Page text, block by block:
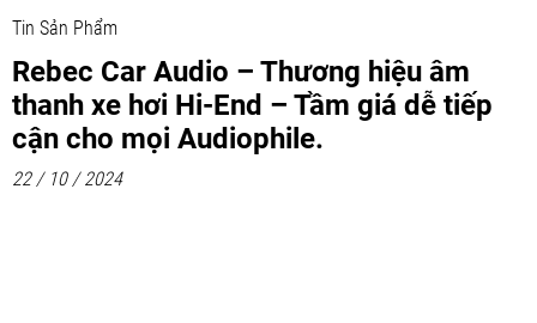
Tin Sản Phẩm
Rebec Car Audio – Thương hiệu âm
thanh xe hơi Hi-End – Tầm giá dễ tiếp
cận cho mọi Audiophile.
22 / 10 / 2024